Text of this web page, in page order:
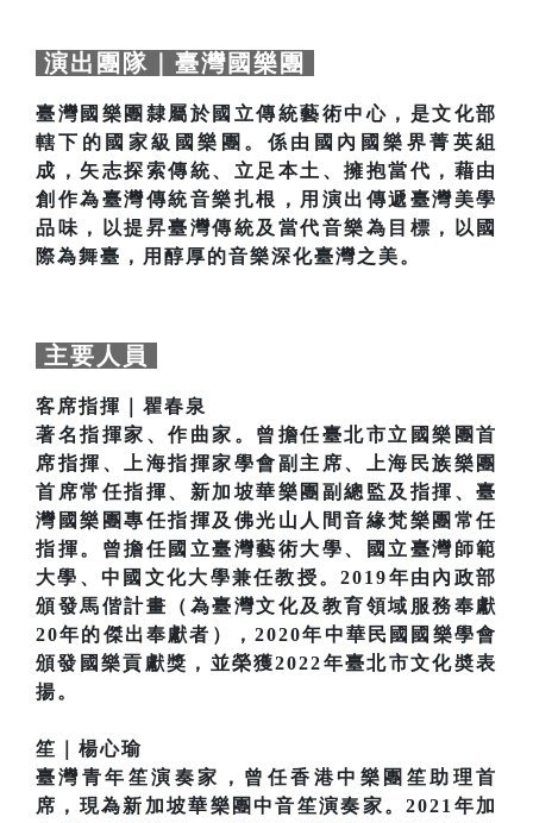
演出團隊｜臺灣國樂團
臺灣國樂團隸屬於國立傳統藝術中心，是文化部
轄下的國家級國樂團。係由國內國樂界菁英組
成，矢志探索傳統、立足本土、擁抱當代，藉由
創作為臺灣傳統音樂扎根，用演出傳遞臺灣美學
品味，以提昇臺灣傳統及當代音樂為目標，以國
際為舞臺，用醇厚的音樂深化臺灣之美。
主要人員
客席指揮｜瞿春泉
著名指揮家、作曲家。曾擔任臺北市立國樂團首
席指揮、上海指揮家學會副主席、上海民族樂團
首席常任指揮、新加坡華樂團副總監及指揮、臺
灣國樂團專任指揮及佛光山人間音緣梵樂團常任
指揮。曾擔任國立臺灣藝術大學、國立臺灣師範
大學、中國文化大學兼任教授。2019年由內政部
頒發馬偕計畫（為臺灣文化及教育領域服務奉獻
20年的傑出奉獻者），2020年中華民國國樂學會
頒發國樂貢獻獎，並榮獲2022年臺北市文化奬表
揚。
笙｜楊心瑜
臺灣青年笙演奏家，曾任香港中樂團笙助理首
席，現為新加坡華樂團中音笙演奏家。2021年加